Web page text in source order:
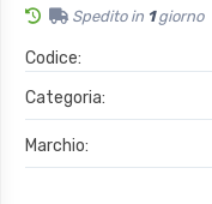
Spedito in 1giorno
Codice:
Categoria:
Marchio: